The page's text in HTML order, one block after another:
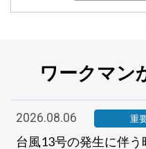
ワークマン
2026.08.06 重
台風13号の発生に伴